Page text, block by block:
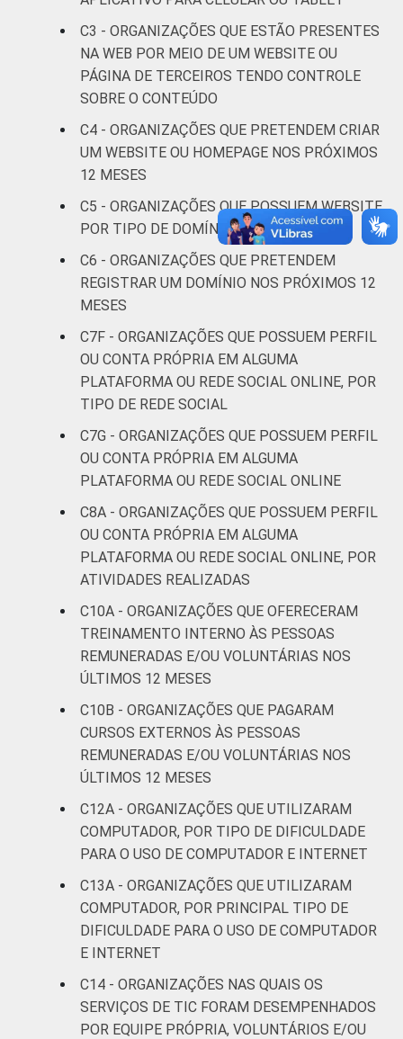
assistência
social
11 75
Habitação e
Outros 19 70
Fonte: CGI.br/NIC.br, Centro Regional de
Estudos para o Desenvolvimento da
Sociedade da Informação (Cetic.br),
Pesquisa sobre o uso das tecnologias de
informação e comunicação nas organizações
sem fins lucrativos brasileiras - TIC
Organizações Sem Fins Lucrativos 2022.
C3 - ORGANIZAÇÕES QUE ESTÃO PRESENTES
NA WEB POR MEIO DE UM WEBSITE OU
PÁGINA DE TERCEIROS TENDO CONTROLE
SOBRE O CONTEÚDO
C4 - ORGANIZAÇÕES QUE PRETENDEM CRIAR
UM WEBSITE OU HOMEPAGE NOS PRÓXIMOS
12 MESES
C5 - ORGANIZAÇÕES QUE POSSUEM WEBSITE,
POR TIPO DE DOMÍNIO
C6 - ORGANIZAÇÕES QUE PRETENDEM
REGISTRAR UM DOMÍNIO NOS PRÓXIMOS 12
MESES
C7F - ORGANIZAÇÕES QUE POSSUEM PERFIL
OU CONTA PRÓPRIA EM ALGUMA
PLATAFORMA OU REDE SOCIAL ONLINE, POR
TIPO DE REDE SOCIAL
C7G - ORGANIZAÇÕES QUE POSSUEM PERFIL
OU CONTA PRÓPRIA EM ALGUMA
PLATAFORMA OU REDE SOCIAL ONLINE
C8A - ORGANIZAÇÕES QUE POSSUEM PERFIL
OU CONTA PRÓPRIA EM ALGUMA
PLATAFORMA OU REDE SOCIAL ONLINE, POR
ATIVIDADES REALIZADAS
C10A - ORGANIZAÇÕES QUE OFERECERAM
TREINAMENTO INTERNO ÀS PESSOAS
REMUNERADAS E/OU VOLUNTÁRIAS NOS
ÚLTIMOS 12 MESES
C10B - ORGANIZAÇÕES QUE PAGARAM
CURSOS EXTERNOS ÀS PESSOAS
REMUNERADAS E/OU VOLUNTÁRIAS NOS
ÚLTIMOS 12 MESES
C12A - ORGANIZAÇÕES QUE UTILIZARAM
COMPUTADOR, POR TIPO DE DIFICULDADE
PARA O USO DE COMPUTADOR E INTERNET
C13A - ORGANIZAÇÕES QUE UTILIZARAM
COMPUTADOR, POR PRINCIPAL TIPO DE
DIFICULDADE PARA O USO DE COMPUTADOR
E INTERNET
C14 - ORGANIZAÇÕES NAS QUAIS OS
SERVIÇOS DE TIC FORAM DESEMPENHADOS
POR EQUIPE PRÓPRIA, VOLUNTÁRIOS E/OU